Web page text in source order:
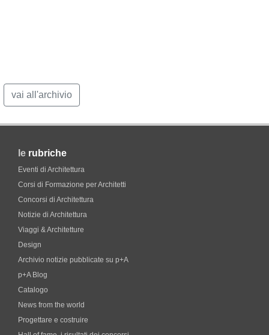
vai all'archivio
le rubriche
Eventi di Architettura
Corsi di Formazione per Architetti
Concorsi di Architettura
Notizie di Architettura
Viaggi & Architetture
Design
Archivio notizie pubblicate su p+A
p+A Blog
Catalogo
News from the world
Progettare e costruire